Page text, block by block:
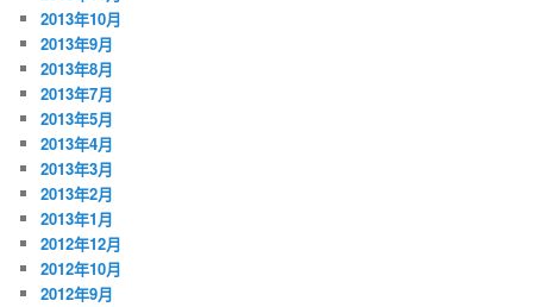
2013年10月
2013年9月
2013年8月
2013年7月
2013年5月
2013年4月
2013年3月
2013年2月
2013年1月
2012年12月
2012年10月
2012年9月